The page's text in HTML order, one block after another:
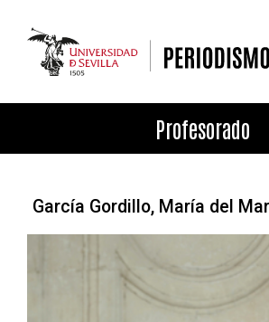
Profesorado
García Gordillo, María del Mar